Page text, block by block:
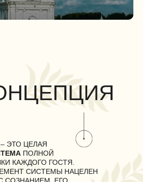
ЭТО ЦЕЛАЯ
ПОЛНОЙ
КАЖДОГО ГОСТЯ.
СИСТЕМЫ НАЦЕЛЕН
ТРОПА